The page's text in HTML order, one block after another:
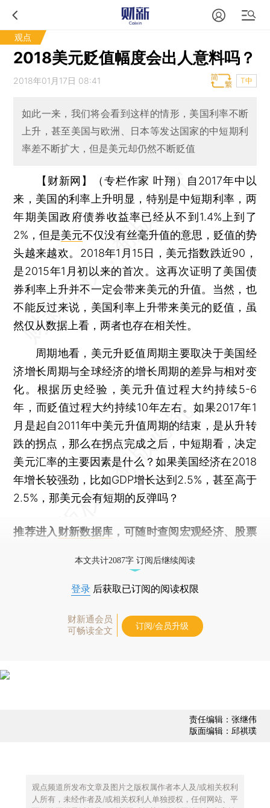
观点
2018美元贬值幅度会出人意料吗？
2018年01月17日 08:41 T中
如此一来，我们将会看到这样的情形，美国利率不断
上升，甚至美国与欧洲、日本等发达国家的中短期利
率差不断扩大，但是美元却仍然不断贬值
【财新网】（专栏作家 叶翔） 自2017年中以
来，美国的利率上升明显，特别是中短期利率，两
年期美国政府债券收益率已经从不到1.4%上到了
2%，但是美元不仅没有丝毫升值的意思，贬值的势
头越来越欢。2018年1月15日，美元指数跌近90，
是2015年1月初以来的首次。这再次证明了美国债
券利率上升并不一定会带来美元的升值。当然，也
不能反过来说，美国利率上升带来美元的贬值，虽
然仅从数据上看，两者也存在相关性。
周期地看，美元升贬值周期主要取决于美国经
济增长周期与全球经济的增长周期的差异与相对变
化。根据历史经验，美元升值过程大约持续5-6
年，而贬值过程大约持续10年左右。如果2017年1
月是起自2011年中美元升值周期的结束，是从升转
跌的拐点，那么在拐点完成之后，中短期看，决定
美元汇率的主要因素是什么？如果美国经济在2018
年增长较强劲，比如GDP增长达到2.5%，甚至高于
2.5%，那美元会有短期的反弹吗？
推荐进入 财新数据库 ，可随时查阅宏观经济、股票
本文共计2087字 订阅后继续阅读
登录 后获取已订阅的阅读权限
财新通会员
可畅读全文
订阅/会员升级
责任编辑：张继伟
版面编辑：邱祺璞
观点频道所发布文章及图片之版权属作者本人及/或相关权利
人所有，未经作者及/或相关权利人单独授权，任何网站、平